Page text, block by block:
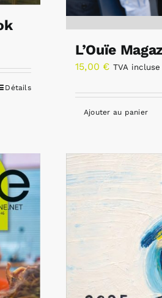
Détails
L’Ouïe
15,00 € TVA incluse
Ajouter au panier